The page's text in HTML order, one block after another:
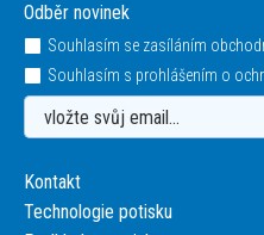
Odběr novinek
Souhlasím se zasíláním
Souhlasím s prohlášením o
Kontakt
Technologie potisku